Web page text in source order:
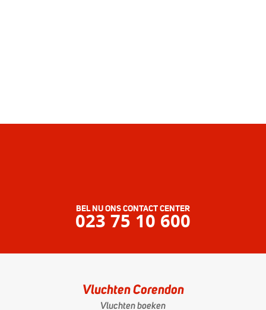
BEL NU ONS CONTACT CENTER
023 75 10 600
Vluchten Corendon
Vluchten boeken